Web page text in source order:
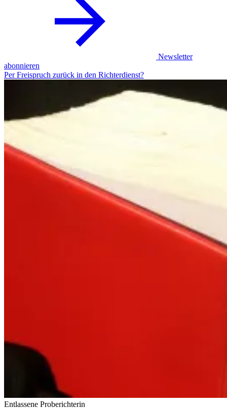
Newsletter
abonnieren
Per Freispruch zurück in den Richterdienst?
Entlassene Proberichterin